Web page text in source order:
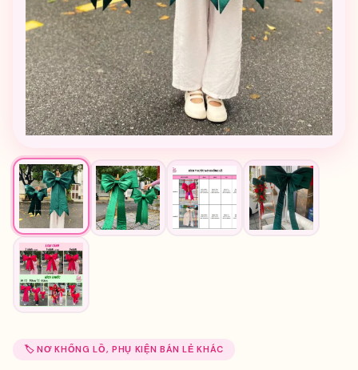
🏷️ NƠ KHỔNG LỒ, PHỤ KIỆN BÁN LẺ KHÁC